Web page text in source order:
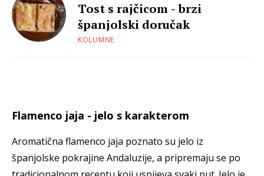
Tost s rajčicom - brzi
španjolski doručak
KOLUMNE
Flamenco jaja - jelo s karakterom
Aromatična flamenco jaja poznato su jelo iz
španjolske pokrajine Andaluzije, a pripremaju se po